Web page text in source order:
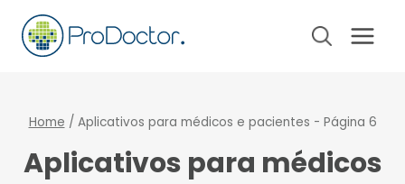
Pular
para
Home / Aplicativos para médicos e pacientes - Página 6
Aplicativos para médicos